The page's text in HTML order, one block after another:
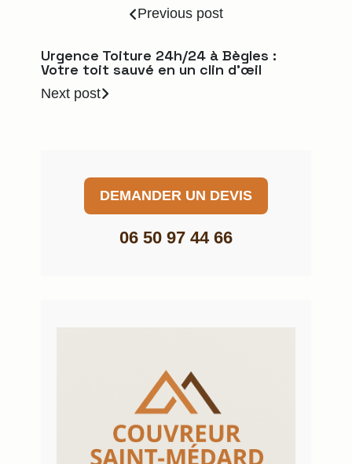
DEMANDER UN DEVIS
06 50 97 44 66
Previous post
Urgence Toiture 24h/24 à Bègles :
Votre toit sauvé en un clin d’œil
Next post